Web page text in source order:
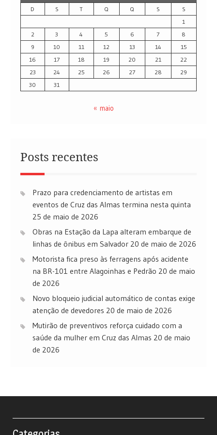
D S T Q Q S
S
1
2
3 4 5 6 7
8
9
10 11 12 13 14
15
16
17 18 19 20 21
22
23
24 25 26 27 28
29
30
31
« maio
Posts recentes
Prazo para credenciamento de artistas em
eventos de Cruz das Almas termina nesta quinta
25 de maio de 2026
Obras na Estação da Lapa alteram embarque de
linhas de ônibus em Salvador 20 de maio de 2026
Motorista fica preso às ferragens após acidente
na BR-101 entre Alagoinhas e Pedrão 20 de maio
de 2026
Novo bloqueio judicial automático de contas exige
atenção de devedores 20 de maio de 2026
Mutirão de preventivos reforça cuidado com a
saúde da mulher em Cruz das Almas 20 de maio
de 2026